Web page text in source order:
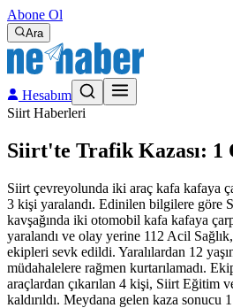
Abone Ol
Ara
Hesabım
Siirt Haberleri
Siirt'te Trafik Kazası: 1
Siirt çevreyolunda iki araç kafa kafaya
3 kişi yaralandı. Edinilen bilgilere göre
kavşağında iki otomobil kafa kafaya
yaralandı ve olay yerine 112 Acil
ekipleri sevk edildi. Yaralılardan 12
müdahalelere rağmen kurtarılamadı.
araçlardan çıkarılan 4 kişi, Siirt Eğitim
kaldırıldı. Meydana gelen kaza sonucu